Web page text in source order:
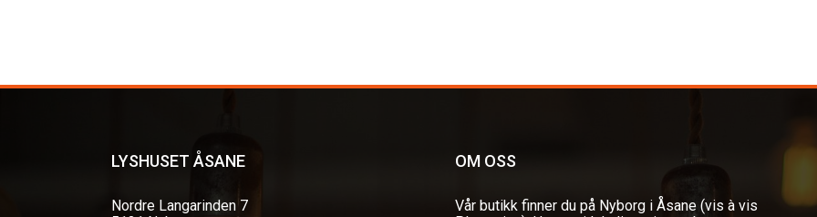
LYSHUSET ÅSANE
Nordre Langarinden 7
OM OSS
Vår butikk finner du på Nyborg i Åsane (vis à vis